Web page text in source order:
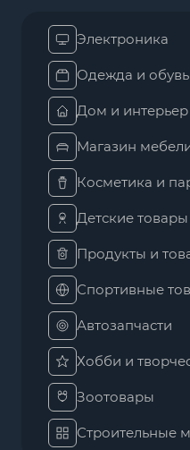
Электроника
Одежда и обувь
Дом и интерьер
Магазин
Косметика и
Детские товары
Продукты и
Спортивные
Автозапчасти
Хобби и
Зоотовары
Строительные